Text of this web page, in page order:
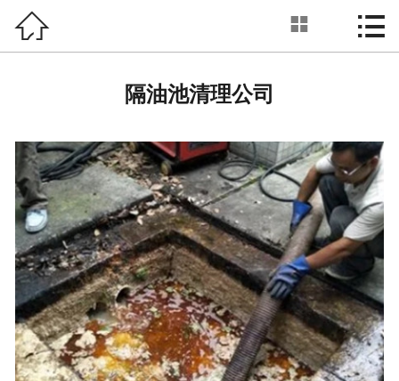
首页
新闻动态
工程案例
设备展示
业务范围
联系我们
  
隔油池清理公司